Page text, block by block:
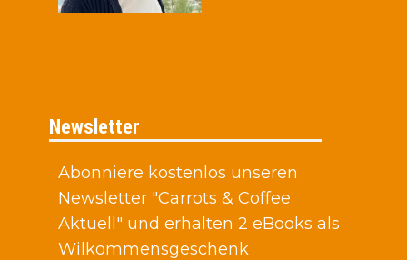
Newsletter
Abonniere kostenlos unseren
Newsletter "Carrots & Coffee
Aktuell" und erhalten 2 eBooks als
Wilkommensgeschenk